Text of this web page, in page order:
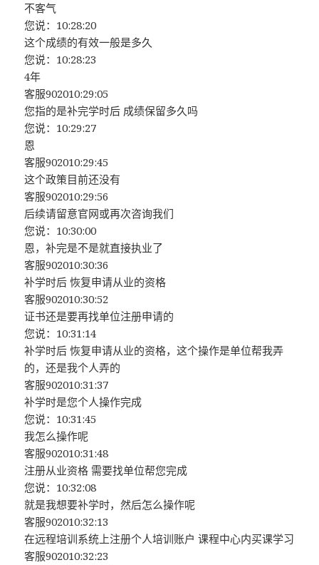
不客气
您说：10:28:20
这个成绩的有效一般是多久
您说：10:28:23
4年
客服902010:29:05
您指的是补完学时后 成绩保留多久吗
您说：10:29:27
恩
客服902010:29:45
这个政策目前还没有
客服902010:29:56
后续请留意官网或再次咨询我们
您说：10:30:00
恩，补完是不是就直接执业了
客服902010:30:36
补学时后 恢复申请从业的资格
客服902010:30:52
证书还是要再找单位注册申请的
您说：10:31:14
补学时后 恢复申请从业的资格，这个操作是单位帮我弄
的，还是我个人弄的
客服902010:31:37
补学时是您个人操作完成
您说：10:31:45
我怎么操作呢
客服902010:31:48
注册从业资格 需要找单位帮您完成
您说：10:32:08
就是我想要补学时，然后怎么操作呢
客服902010:32:13
在远程培训系统上注册个人培训账户 课程中心内买课学习
客服902010:32:23